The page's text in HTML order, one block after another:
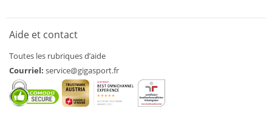
Aide et contact
Toutes les rubriques d’aide
Courriel: service@gigasport.fr